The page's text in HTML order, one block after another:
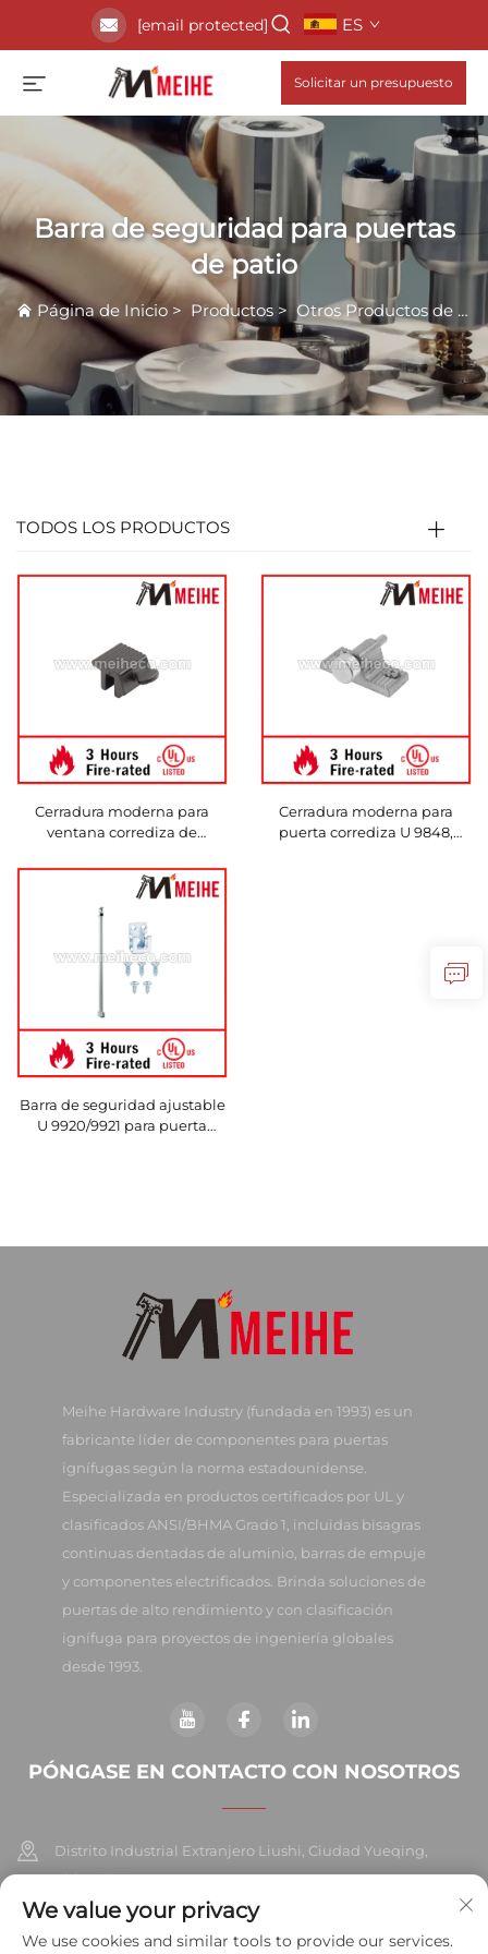
[email protected] ES
Solicitar un presupuesto
Barra de seguridad para puertas
de patio
Página de Inicio > Productos > Otros Productos de Hardware
TODOS LOS PRODUCTOS
Cerradura moderna para
ventana corrediza de
de pulgar
Cerradura moderna para
puerta corrediza U 9848,
Barra de seguridad ajustable
U 9920/9921 para puerta
Meihe Hardware Industry (fundada en 1993) es un
fabricante líder de componentes para puertas
ignífugas según la norma estadounidense.
Especializada en productos certificados por UL y
clasificados ANSI/BHMA Grado 1, incluidas bisagras
continuas dentadas de aluminio, barras de empuje
y componentes electrificados. Brinda soluciones de
puertas de alto rendimiento y con clasificación
ignífuga para proyectos de ingeniería globales
desde 1993.
PÓNGASE EN CONTACTO CON NOSOTROS
Distrito Industrial Extranjero Liushi, Ciudad Yueqing,
China 325604
+86-577-57572007
We value your privacy
We use cookies and similar tools to provide our services.